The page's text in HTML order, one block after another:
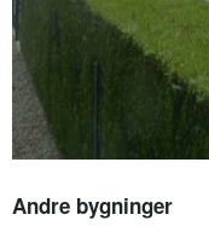
Andre bygninger